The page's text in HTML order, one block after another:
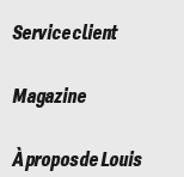
Service client
Magazine
À propos de Louis